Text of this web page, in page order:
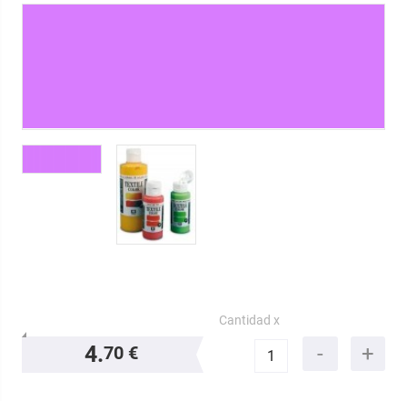
4.70 €
Cantidad x